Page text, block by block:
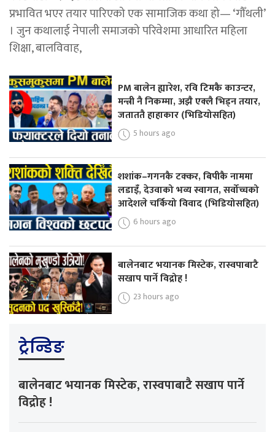
प्रभावित भएर तयार पारिएको एक सामाजिक कथा हो— ‘गौँथली’
। जुन कथालाई नेपाली समाजको परिवेशमा आधारित महिला
शिक्षा, बालविवाह,
PM बालेन ह्यारेश, रवि टिमकै काउन्टर,
मन्त्री नै निकम्मा, अझै एक्लै भिड्न तयार,
जताततै हाहाकार (भिडियोसहित)
5 hours ago
शशांक–गगनकै टक्कर, बिपीकै नाममा
लडाइँ, देउवाको भव्य स्वागत, सर्वोच्चको
आदेशले चर्कियो विवाद (भिडियोसहित)
6 hours ago
बालेनबाट भयानक मिस्टेक, रास्वपाबाटै
सखाप पार्ने विद्रोह !
23 hours ago
ट्रेन्डिङ
बालेनबाट भयानक मिस्टेक, रास्वपाबाटै सखाप पार्ने
विद्रोह !